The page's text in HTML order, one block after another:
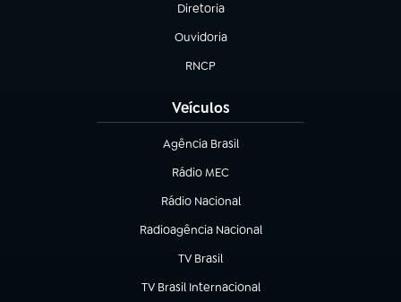
Diretoria
(abre em nova aba)
Ouvidoria
(abre em nova aba)
RNCP
(abre em nova aba)
Veículos
Agência Brasil
(abre em nova aba)
Rádio MEC
(abre em nova aba)
Rádio Nacional
Radioagência Nacional
(abre em nova aba)
TV Brasil
(abre em nova aba)
TV Brasil Internacional
(abre em nova aba)